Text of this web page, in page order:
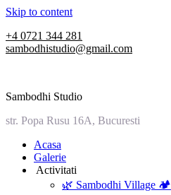
Skip to content
+4 0721 344 281
sambodhistudio@gmail.com
Sambodhi Studio
str. Popa Rusu 16A, Bucuresti
‎Acasa
Galerie
‎ ‎Activitati‎
🌿 Sambodhi Village 🏕️